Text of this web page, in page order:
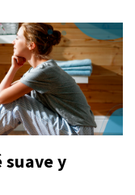
suave y